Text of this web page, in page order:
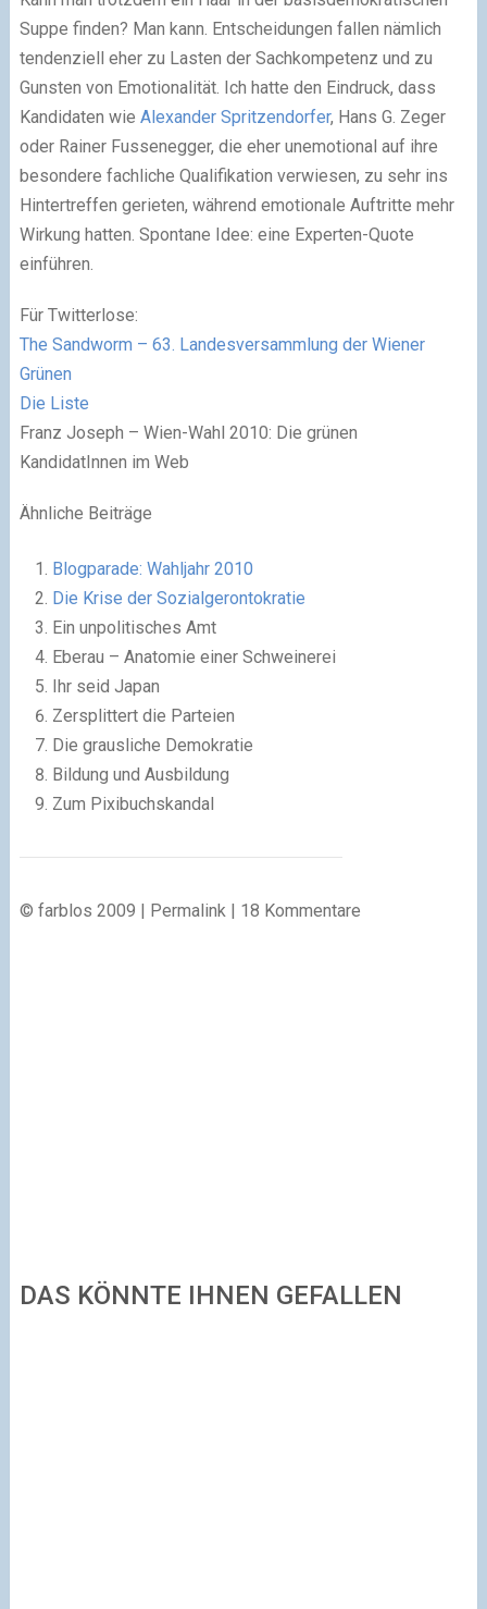
Suppe finden? Man kann. Entscheidungen fallen nämlich
tendenziell eher zu Lasten der Sachkompetenz und zu
Gunsten von Emotionalität. Ich hatte den Eindruck, dass
Kandidaten wie Alexander Spritzendorfer, Hans G. Zeger
oder Rainer Fussenegger, die eher unemotional auf ihre
besondere fachliche Qualifikation verwiesen, zu sehr ins
Hintertreffen gerieten, während emotionale Auftritte mehr
Wirkung hatten. Spontane Idee: eine Experten-Quote
einführen.
Für Twitterlose:
The Sandworm – 63. Landesversammlung der Wiener
Grünen
Die Liste
Franz Joseph – Wien-Wahl 2010: Die grünen
KandidatInnen im Web
Ähnliche Beiträge
Blogparade: Wahljahr 2010
Die Krise der Sozialgerontokratie
Ein unpolitisches Amt
Eberau – Anatomie einer Schweinerei
Ihr seid Japan
Zersplittert die Parteien
Die grausliche Demokratie
Bildung und Ausbildung
Zum Pixibuchskandal
© farblos 2009 | Permalink | 18 Kommentare
DAS KÖNNTE IHNEN GEFALLEN